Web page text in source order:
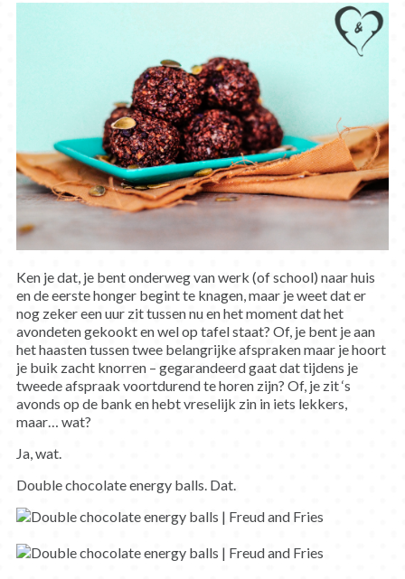
Ken je dat, je bent onderweg van werk (of school) naar huis
en de eerste honger begint te knagen, maar je weet dat er
nog zeker een uur zit tussen nu en het moment dat het
avondeten gekookt en wel op tafel staat? Of, je bent je aan
het haasten tussen twee belangrijke afspraken maar je hoort
je buik zacht knorren – gegarandeerd gaat dat tijdens je
tweede afspraak voortdurend te horen zijn? Of, je zit ‘s
avonds op de bank en hebt vreselijk zin in iets lekkers,
maar… wat?
Ja, wat.
Double chocolate energy balls. Dat.